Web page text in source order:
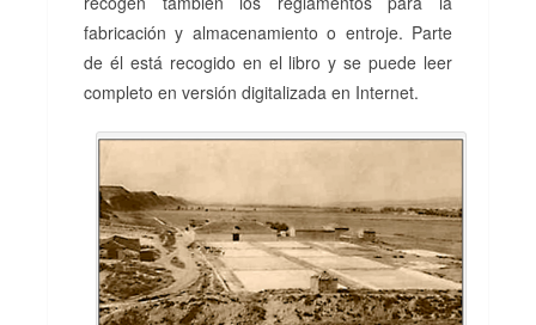
fabricación y almacenamiento o entroje. Parte
de él está recogido en el libro y se puede leer
completo en versión digitalizada en Internet.